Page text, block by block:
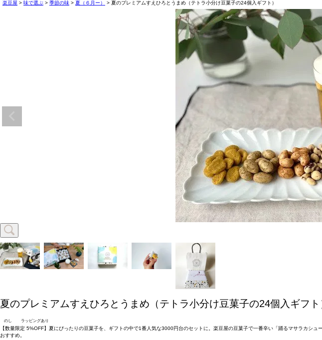
楽豆屋 味で選ぶ 季節の味 夏（６月ー） 夏のプレミアムすえひろとうまめ（テトラ小分け豆菓子の24個入ギフト）
夏のプレミアムすえひろとうまめ（テトラ小分け豆菓子の24個入ギフト
のし ラッピングあり
【数量限定 5%OFF】夏にぴったりの豆菓子を、ギフトの中で1番人気な3000円台のセットに。楽豆屋の豆菓子で一番辛い「踊るマサラカ
おすすめ。